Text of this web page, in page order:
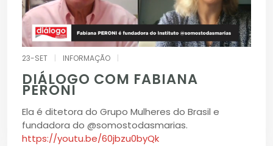
23-SET INFORMAÇÃO
DIÁLOGO COM FABIANA
PERONI
Ela é ditetora do Grupo Mulheres do Brasil e
fundadora do @somostodasmarias.
https://youtu.be/60jbzu0byQk